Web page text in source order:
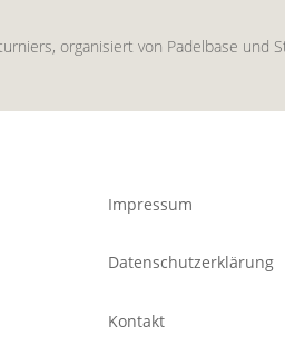
organisiert von Padelbase und
Impressum
Datenschutzerklärung
Kontakt